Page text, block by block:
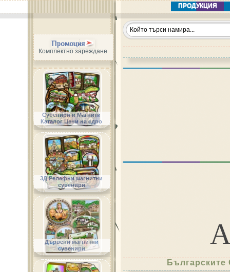
ПРОДУКЦИЯ
Промоция
Комплектно зареждане
Сувенири и Магнити
Каталог Цени на едро
3Д Релефни магнитни
сувенири
Дървени магнитни
сувенири